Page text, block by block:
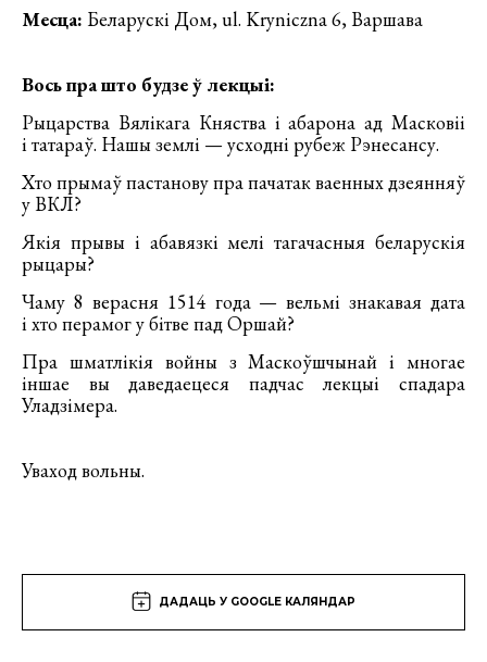
Месца: Беларускі Дом, ul. Kryniczna 6, Варшава
Вось пра што будзе ў лекцыі:
Рыцарства Вялікага Княства і абарона ад Масковіі
і татараў. Нашы землі — усходні рубеж Рэнесансу.
Хто прымаў пастанову пра пачатак ваенных дзеянняў
у ВКЛ?
Якія прывы і абавязкі мелі тагачасныя беларускія
рыцары?
Чаму 8 верасня 1514 года — вельмі знакавая дата
і хто перамог у бітве пад Оршай?
Пра шматлікія войны з Маскоўшчынай і многае
іншае вы даведаецеся падчас лекцыі спадара
Уладзімера.
Уваход вольны.
ДАДАЦЬ У GOOGLE КАЛЯНДАР